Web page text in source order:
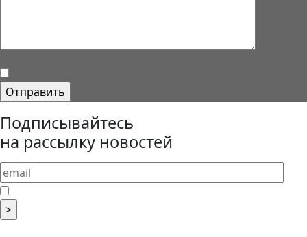
Подписывайтесь
на рассылку новостей